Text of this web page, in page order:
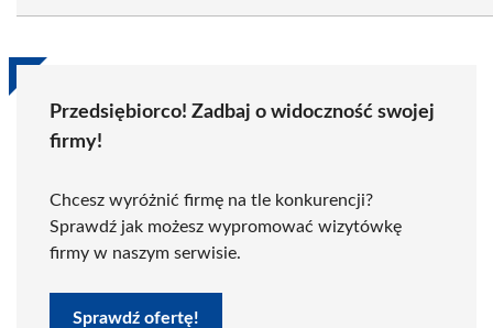
Przedsiębiorco! Zadbaj o widoczność swojej
firmy!
Chcesz wyróżnić firmę na tle konkurencji?
Sprawdź jak możesz wypromować wizytówkę
firmy w naszym serwisie.
Sprawdź ofertę!